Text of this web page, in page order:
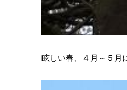
眩しい春、４月～５月